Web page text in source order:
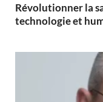
Révolutionner la
technologie et